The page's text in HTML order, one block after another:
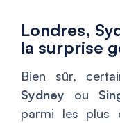
Londres,
la surprise
Bien sûr,
Sydney ou
parmi les plus